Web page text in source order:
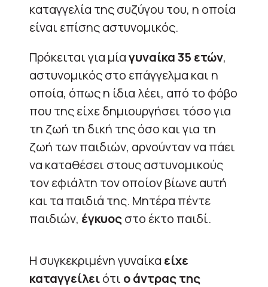
καταγγελία της συζύγου του, η οποία
είναι επίσης αστυνομικός.
Πρόκειται για μίαγυναίκα 35 ετών,
αστυνομικός στο επάγγελμα και η
οποία, όπως η ίδια λέει, από το φόβο
που της είχε δημιουργήσει τόσο για
τη ζωή τη δική της όσο και για τη
ζωή των παιδιών, αρνούνταν να πάει
να καταθέσει στους αστυνομικούς
τον εφιάλτη τον οποίον βίωνε αυτή
και τα παιδιά της. Μητέρα πέντε
παιδιών, έγκυοςστο έκτο παιδί.
Η συγκεκριμένη γυναίκα είχε
καταγγείλειότι ο άντρας της